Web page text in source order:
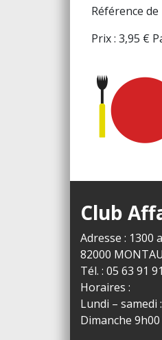
Référence
Prix : 3,95 €
Club
Adresse : 1300
82000
Tél. : 05 63 91
Horaires :
Lundi – samedi
Dimanche